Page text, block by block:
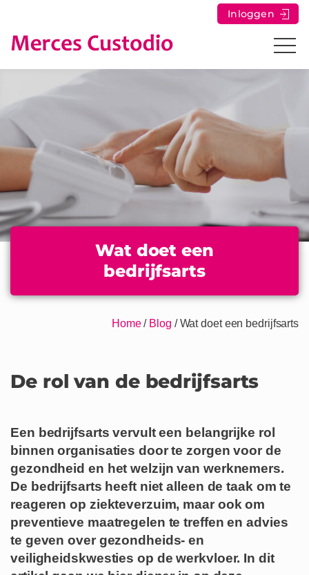
Inloggen
Wat doet een
bedrijfsarts
Home/ Blog /Wat doet een bedrijfsarts
De rol van de bedrijfsarts
Een bedrijfsarts vervult een belangrijke rol
binnen organisaties door te zorgen voor de
gezondheid en het welzijn van werknemers.
De bedrijfsarts heeft niet alleen de taak om te
reageren op ziekteverzuim, maar ook om
preventieve maatregelen te treffen en advies
te geven over gezondheids- en
veiligheidskwesties op de werkvloer. In dit